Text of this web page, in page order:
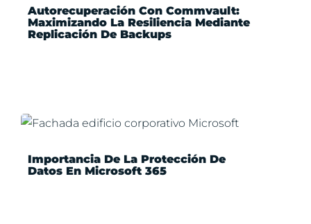
Autorecuperación Con Commvault:
Maximizando La Resiliencia Mediante
Replicación De Backups
Importancia De La Protección De
Datos En Microsoft 365